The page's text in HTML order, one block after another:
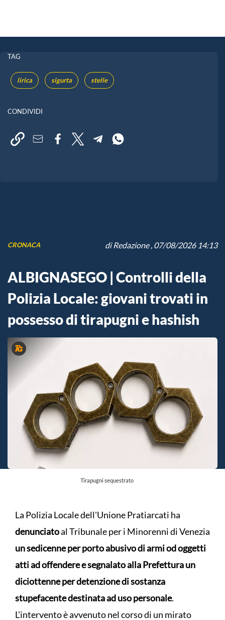
TAG
lirica sigurta stelle
CONDIVIDI
CRONACA diRedazione, 07/08/2026 14:13
ALBIGNASEGO | Controlli della
Polizia Locale: giovani trovati in
possesso di tirapugni e hashish
Tirapugni sequestrato
La Polizia Locale dell'Unione Pratiarcati ha
denunciatoal Tribunale per i Minorenni di Venezia
un sedicenne per porto abusivo di armi od oggetti
atti ad offendere e segnalato alla Prefettura un
diciottenne per detenzione di sostanza
stupefacente destinata ad uso personale.
L'intervento è avvenuto nel corso di un mirato